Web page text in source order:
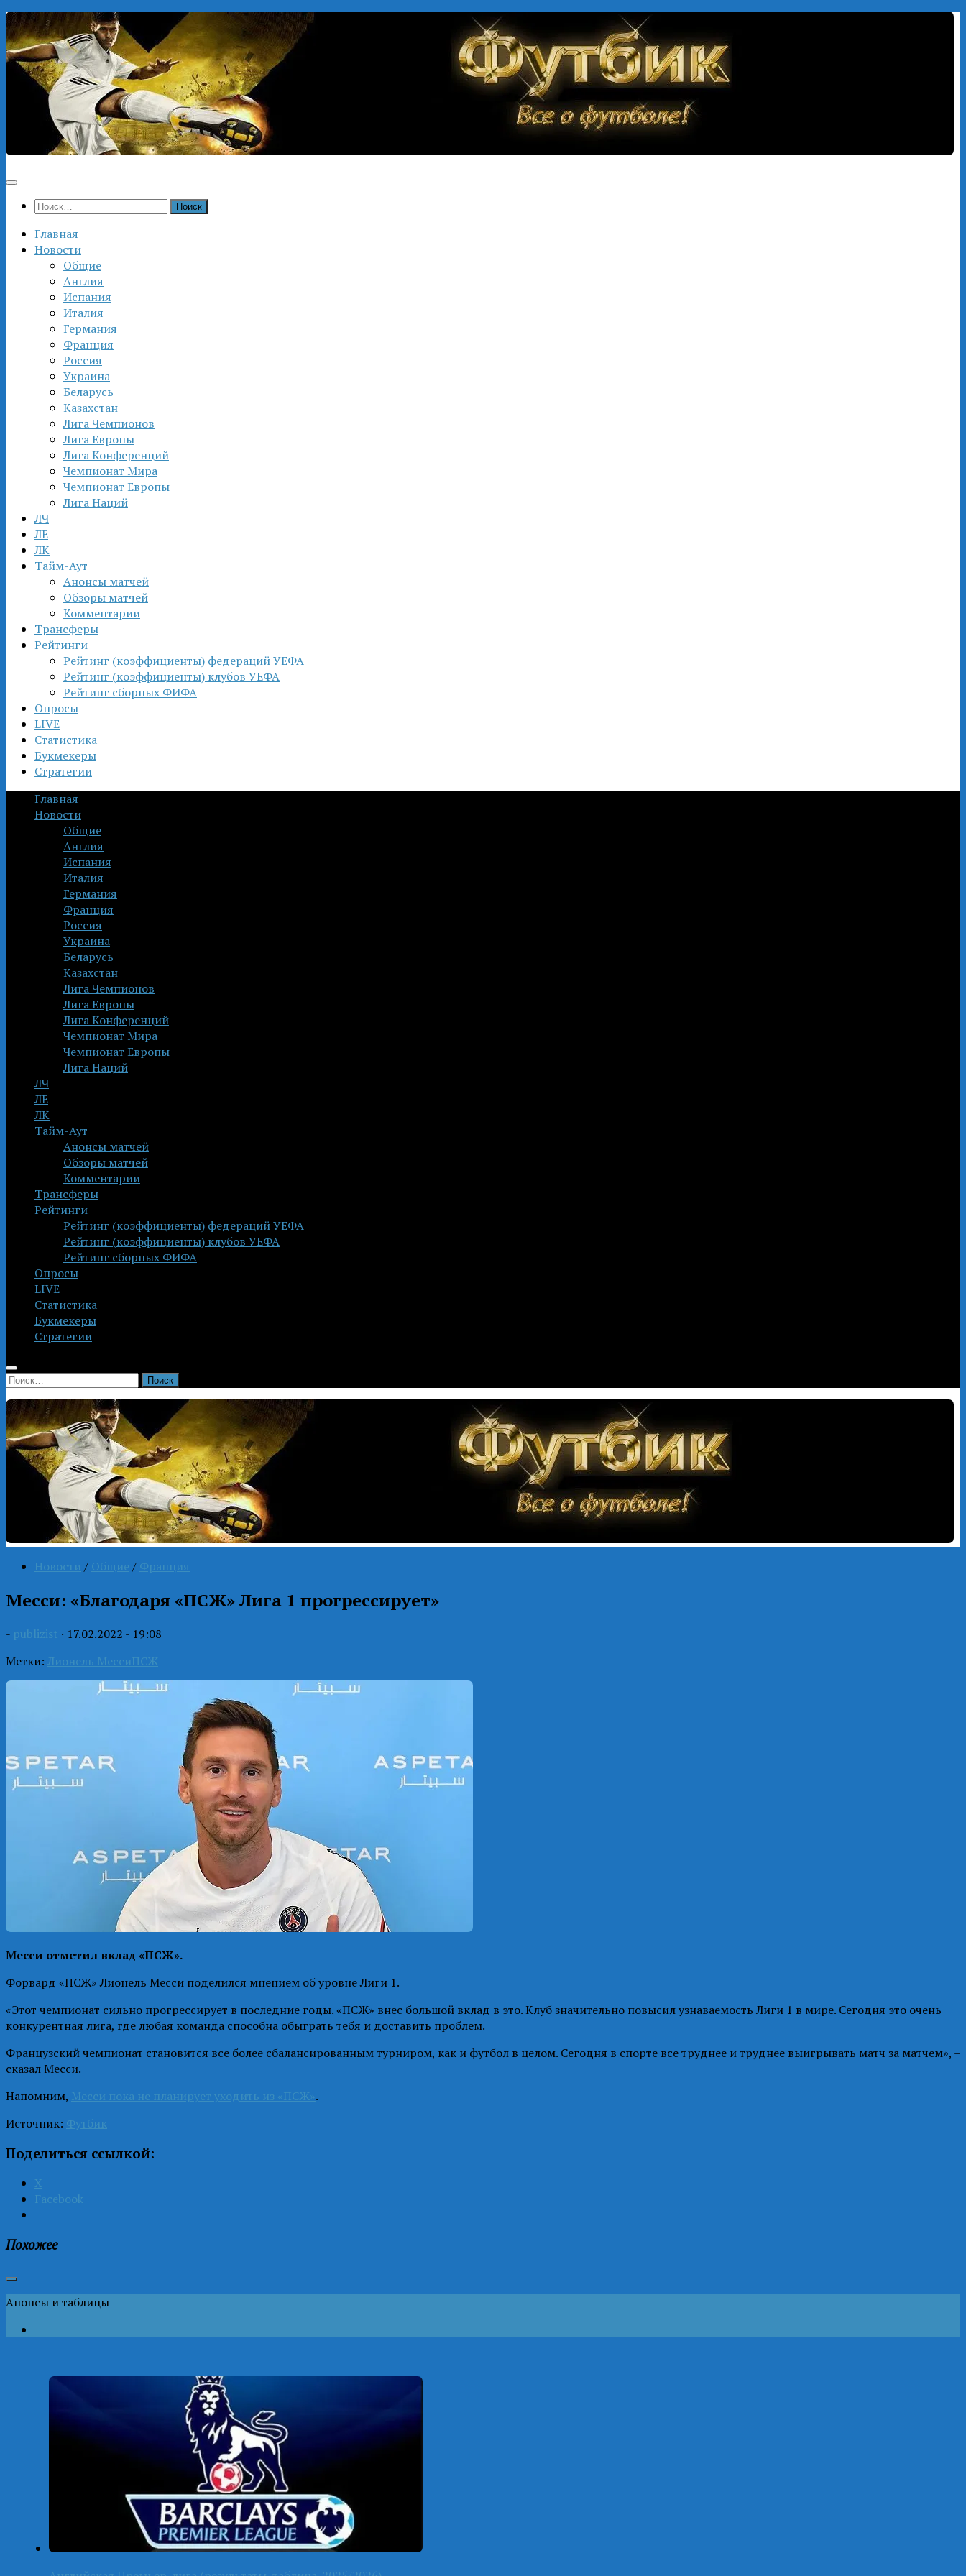
Перейти
к
содержимому
Найти:
Главная
Новости
Общие
Англия
Испания
Италия
Германия
Франция
Россия
Украина
Беларусь
Казахстан
Лига Чемпионов
Лига Европы
Лига Конференций
Чемпионат Мира
Чемпионат Европы
Лига Наций
ЛЧ
ЛЕ
ЛК
Тайм-Аут
Анонсы матчей
Обзоры матчей
Комментарии
Трансферы
Рейтинги
Рейтинг (коэффициенты) федераций УЕФА
Рейтинг (коэффициенты) клубов УЕФА
Рейтинг сборных ФИФА
Опросы
LIVE
Статистика
Букмекеры
Стратегии
Главная
Новости
Общие
Англия
Испания
Италия
Германия
Франция
Россия
Украина
Беларусь
Казахстан
Лига Чемпионов
Лига Европы
Лига Конференций
Чемпионат Мира
Чемпионат Европы
Лига Наций
ЛЧ
ЛЕ
ЛК
Тайм-Аут
Анонсы матчей
Обзоры матчей
Комментарии
Трансферы
Рейтинги
Рейтинг (коэффициенты) федераций УЕФА
Рейтинг (коэффициенты) клубов УЕФА
Рейтинг сборных ФИФА
Опросы
LIVE
Статистика
Букмекеры
Стратегии
Найти:
Новости / Общие / Франция
Месси: «Благодаря «ПСЖ» Лига 1 прогрессирует»
- publizist · 17.02.2022 - 19:08
Метки: Лионель МессиПСЖ
Месси отметил вклад «ПСЖ».
Форвард «ПСЖ» Лионель Месси поделился мнением об уровне Лиги 1.
«Этот чемпионат сильно прогрессирует в последние годы. «ПСЖ» внес большой вклад в это. Клуб значительно повысил узнаваемость Лиги 1 в мире. Сегодня это очень
конкурентная лига, где любая команда способна обыграть тебя и доставить проблем.
Французский чемпионат становится все более сбалансированным турниром, как и футбол в целом. Сегодня в спорте все труднее и труднее выигрывать матч за матчем», –
сказал Месси.
Напомним, Месси пока не планирует уходить из «ПСЖ».
Источник: Футбик
Поделиться ссылкой:
X
Facebook
Похожее
Анонсы и таблицы